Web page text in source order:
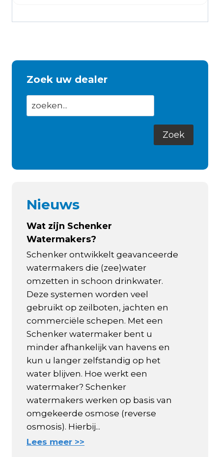
Zoek uw dealer
Nieuws
Wat zijn Schenker
Watermakers?
Schenker ontwikkelt geavanceerde
watermakers die (zee)water
omzetten in schoon drinkwater.
Deze systemen worden veel
gebruikt op zeilboten, jachten en
commerciële schepen. Met een
Schenker watermaker bent u
minder afhankelijk van havens en
kun u langer zelfstandig op het
water blijven. Hoe werkt een
watermaker? Schenker
watermakers werken op basis van
omgekeerde osmose (reverse
osmosis). Hierbij...
Lees meer >>